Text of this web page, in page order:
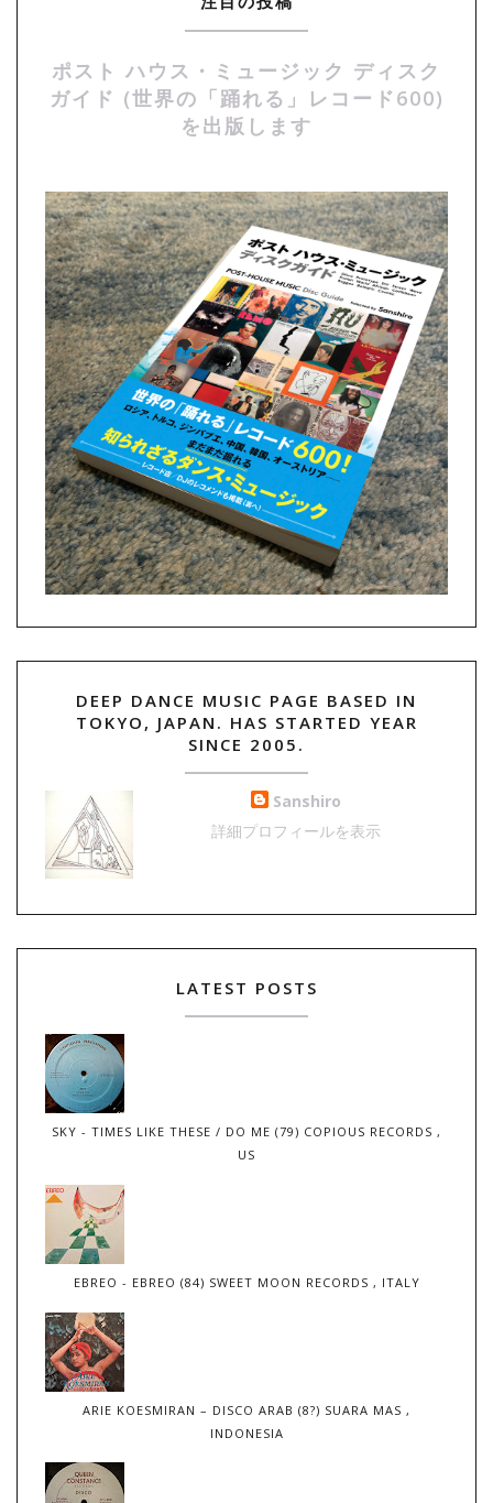
ポスト ハウス・ミュージック ディスク
ガイド (世界の「踊れる」レコード600)
を出版します
DEEP DANCE MUSIC PAGE BASED IN
TOKYO, JAPAN. HAS STARTED YEAR
SINCE 2005.
Sanshiro
詳細プロフィールを表示
LATEST POSTS
SKY - TIMES LIKE THESE / DO ME (79) COPIOUS RECORDS ,
US
EBREO - EBREO (84) SWEET MOON RECORDS , ITALY
ARIE KOESMIRAN – DISCO ARAB (8?) SUARA MAS ,
INDONESIA